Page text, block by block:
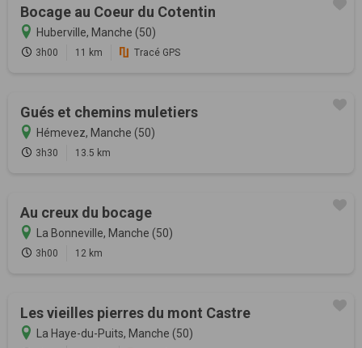
Bocage au Coeur du Cotentin
Huberville, Manche (50)
3h00 11 km Tracé GPS
Gués et chemins muletiers
Hémevez, Manche (50)
3h30 13.5 km
Au creux du bocage
La Bonneville, Manche (50)
3h00 12 km
Les vieilles pierres du mont Castre
La Haye-du-Puits, Manche (50)